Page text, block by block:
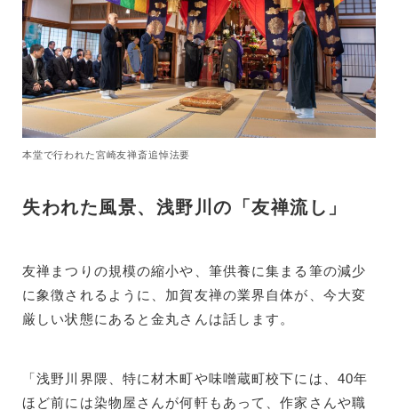
本堂で行われた宮崎友禅斎追悼法要
失われた風景、浅野川の「友禅流し」
友禅まつりの規模の縮小や、筆供養に集まる筆の減少
に象徴されるように、加賀友禅の業界自体が、今大変
厳しい状態にあると金丸さんは話します。
「浅野川界隈、特に材木町や味噌蔵町校下には、40年
ほど前には染物屋さんが何軒もあって、作家さんや職